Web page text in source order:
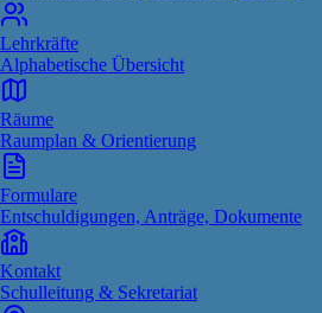
Lehrkräfte
Alphabetische Übersicht
Räume
Raumplan & Orientierung
Formulare
Entschuldigungen, Anträge, Dokumente
Kontakt
Schulleitung & Sekretariat